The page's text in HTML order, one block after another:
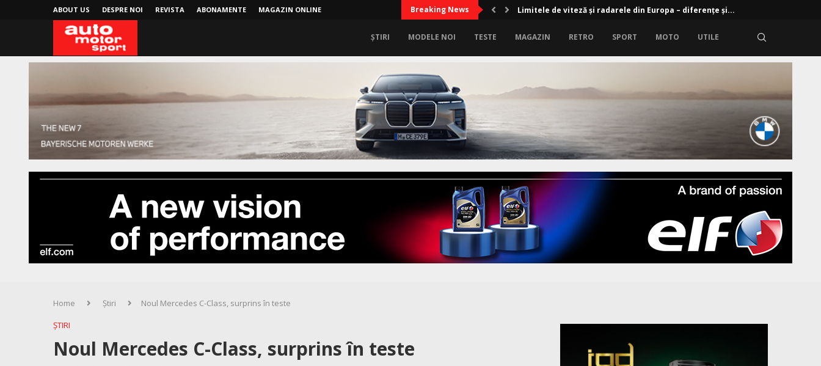
ABOUT US DESPRE NOI REVISTA ABONAMENTE MAGAZIN ONLINE Breaking News Limitele de viteză și radarele din Europa – diferențe și...
ȘTIRI MODELE NOI TESTE MAGAZIN RETRO SPORT MOTO UTILE
Home Știri
Noul Mercedes C-Class, surprins în teste
ȘTIRI
Noul Mercedes C-Class, surprins în teste